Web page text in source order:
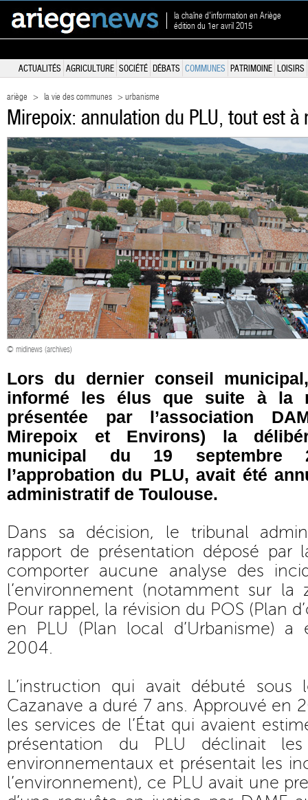
la chaîne d'information en Ariège
édition du 1er avril 2015
ACTUALITÉS AGRICULTURE SOCIÉTÉ DÉBATS COMMUNES PATRIMOINE LOISIRS
ariège > la vie des communes > urbanisme
Mirepoix: annulation du PLU, tout est à
© midinews (archives)
Lors du dernier conseil
informé les élus que suite à la
présentée par l’association
Mirepoix et Environs) la
municipal du 19 septembre
l’approbation du PLU, avait été
administratif de Toulouse.
Dans sa décision, le tribunal
rapport de présentation déposé par
comporter aucune analyse des
l’environnement (notamment sur la
Pour rappel, la révision du POS (Plan
en PLU (Plan local d’Urbanisme)
2004.
L’instruction qui avait débuté
Cazanave a duré 7 ans. Approuvé en
les services de l’État qui avaient
présentation du PLU déclinait
environnementaux et présentait les
l’environnement), ce PLU avait une